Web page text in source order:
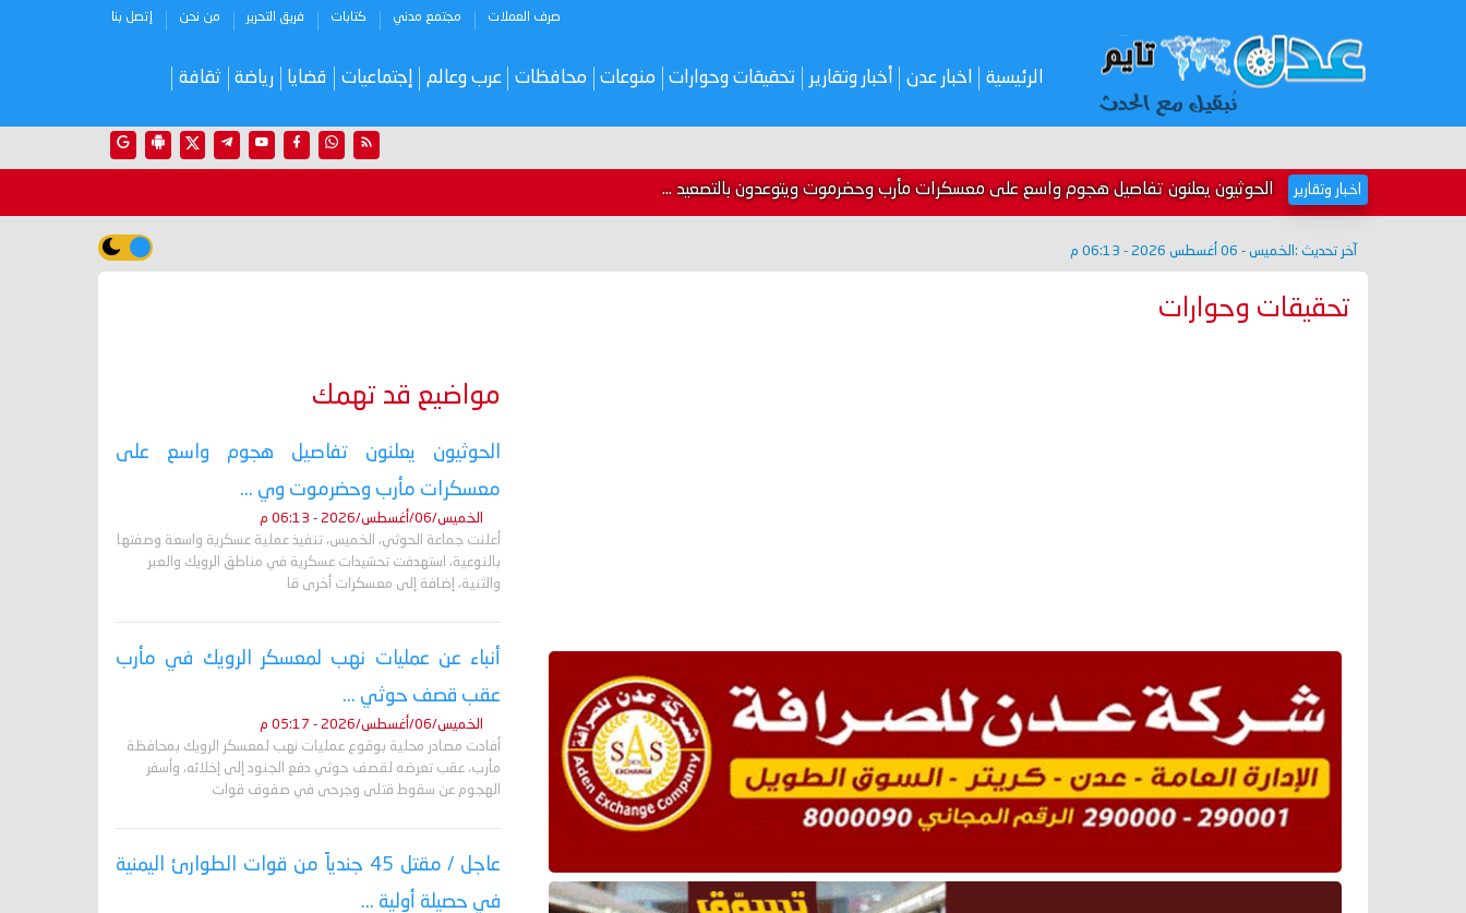
صرف العملات مجتمع مدني كتابات فريق التحرير من نحن إتصل بنا
الرئيسية اخبار عدن أخبار وتقارير تحقيقات وحوارات منوعات محافظات عرب وعالم إجتماعيات قضايا رياضة ثقافة
اخبار وتقارير الحوثيون يعلنون تفاصيل هجوم واسع على معسكرات مأرب وحضرموت ويتوعدون بالتصعيد ...
آخر تحديث : الخميس - 06 أغسطس 2026 - 06:13 م
تحقيقات وحوارات
مواضيع قد تهمك
الحوثيون يعلنون تفاصيل هجوم واسع على
معسكرات مأرب وحضرموت وي ...
الخميس/06/أغسطس/2026 - 06:13 م
أعلنت جماعة الحوثي، الخميس، تنفيذ عملية عسكرية واسعة وصفتها
بالنوعية، استهدفت تحشيدات عسكرية في مناطق الرويك والعبر
والثنية، إضافة إلى معسكرات أخرى قا
أنباء عن عمليات نهب لمعسكر الرويك في مأرب
عقب قصف حوثي ...
الخميس/06/أغسطس/2026 - 05:17 م
أفادت مصادر محلية بوقوع عمليات نهب لمعسكر الرويك بمحافظة
مأرب، عقب تعرضه لقصف حوثي دفع الجنود إلى إخلائه، وأسفر
الهجوم عن سقوط قتلى وجرحى في صفوف قوات
عاجل / مقتل 45 جندياً من قوات الطوارئ اليمنية
في حصيلة أولية ...